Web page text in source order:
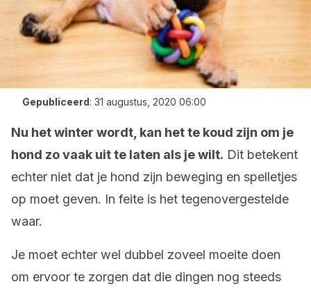
Gepubliceerd: 31 augustus, 2020 06:00
Nu het winter wordt, kan het te koud zijn om je
hond zo vaak uit te laten als je wilt. Dit betekent
echter niet dat je hond zijn beweging en spelletjes
op moet geven. In feite is het tegenovergestelde
waar.
Je moet echter wel dubbel zoveel moeite doen
om ervoor te zorgen dat die dingen nog steeds